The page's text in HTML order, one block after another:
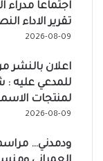
اجتماعا مدراء
تقرير الاداء
2026-08-09
اعلان بالنشر
للمدعي عليه :
لمنتجات
2026-08-09
ودمدني…